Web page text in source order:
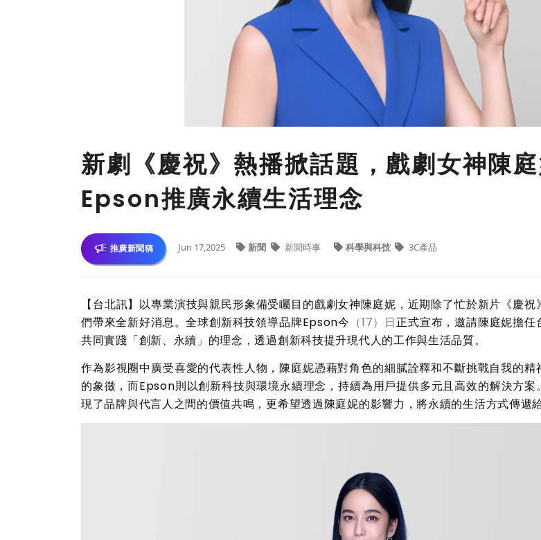
新劇《慶祝》熱播掀話題，戲劇女神陳
Epson推廣永續生活理念
推廣新聞稿 Jun 17,2025 新聞 新聞時事 科學與科技 3C產品
【台北訊】以專業演技與親民形象備受矚目的戲劇女神陳庭妮，近期除了忙於新片《慶
們帶來全新好消息。全球創新科技領導品牌Epson今 （17）日正式宣布，邀請陳庭妮擔任
共同實踐「創新、永續」的理念，透過創新科技提升現代人的工作與生活品質。
作為影視圈中廣受喜愛的代表性人物，陳庭妮憑藉對角色的細膩詮釋和不斷挑戰自我的精
的象徵，而Epson則以創新科技與環境永續理念，持續為用戶提供多元且高效的解決方案
現了品牌與代言人之間的價值共鳴，更希望透過陳庭妮的影響力，將永續的生活方式傳遞